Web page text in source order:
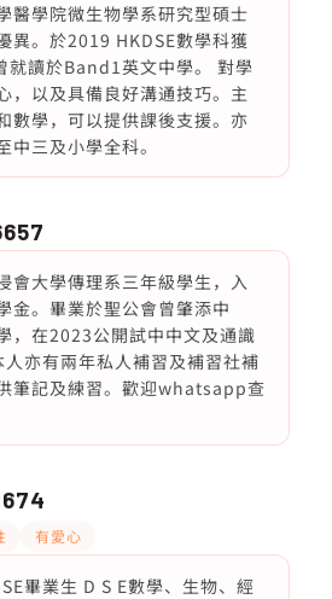
醫學院微生物學系研究型碩士
異。於2019 HKDSE數學科獲
就讀於Band1英文中學。 對學
，以及具備良好溝通技巧。主
數學，可以提供課後支援。亦
中三及小學全科。
會大學傳理系三年級學生，入
金。畢業於聖公會曾肇添中
，在2023公開試中中文及通識
亦有兩年私人補習及補習社補
筆記及練習。歡迎whatsapp查
有愛心
畢業生 D S E數學、生物、經